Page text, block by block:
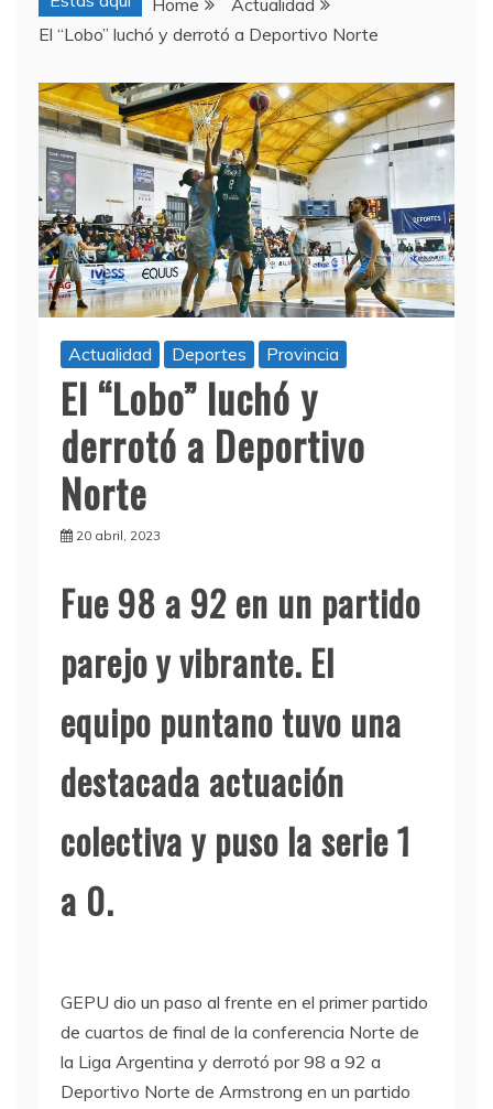
Home
Actualidad
El “Lobo” luchó y derrotó a Deportivo Norte
Actualidad Deportes Provincia
El “Lobo” luchó y
derrotó a Deportivo
Norte
20 abril, 2023
Fue 98 a 92 en un partido
parejo y vibrante. El
equipo puntano tuvo una
destacada actuación
colectiva y puso la serie 1
a 0.
GEPU dio un paso al frente en el primer partido
de cuartos de final de la conferencia Norte de
la Liga Argentina y derrotó por 98 a 92 a
Deportivo Norte de Armstrong en un partido